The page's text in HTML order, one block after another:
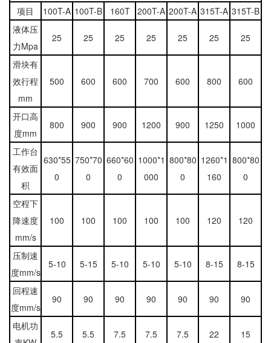
项目
100T-A 100T-B 160T 200T-A 200T-A 315T-A 315T-B
液体压
力Mpa
25 25 25 25 25 25 25
滑块有
效行程
mm
500 600 600 700 600 800 600
开口高
度mm
800 900 900 1200 900 1250 1000
工作台
有效面
积
630*55
0
750*70
0
660*60
0
1000*1
000
800*80
0
1260*1
160
800*80
0
空程下
降速度
mm/s
100 100 100 100 100 120 120
压制速
度mm/s
5-10 5-15 5-10 5-10 5-10 8-15 8-15
回程速
度mm/s
90 90 90 90 90 90 90
电机功
5.5 5.5 7.5 7.5 7.5 22 15